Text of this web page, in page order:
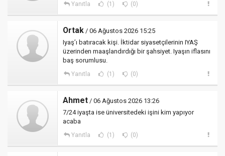
Yanıtla (1) (0)
Ortak / 06 Ağustos 2026 15:25
Iyaş’ı batıracak kişi. İktidar siyasetçilerinin IYAŞ
üzerinden maaşlandırdığı bir şahsiyet. Iyaşın iflasını
baş sorumlusu.
Yanıtla (1) (0)
Ahmet / 06 Ağustos 2026 13:26
7/24 iyaşta ise üniversitedeki işini kim yapıyor
acaba
Yanıtla (1) (0)